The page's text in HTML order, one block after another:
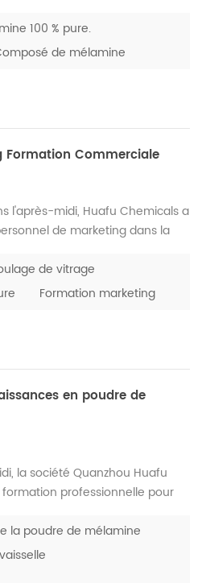
sur la prévention des maladies
de travail en matière de
des maladies professio...
100 % pure.
de mélamine
Formation Commerciale
l'après-midi, Huafu Chemicals a
de marketing dans la
et de composé de
cette formation, les
du client en poudre de
de vitrage
Formation marketing
en poudre de
la société Quanzhou Huafu
professionnelle pour
des perspectives de
de mélamine et du composé
le marché international. La
la poudre de mélamine